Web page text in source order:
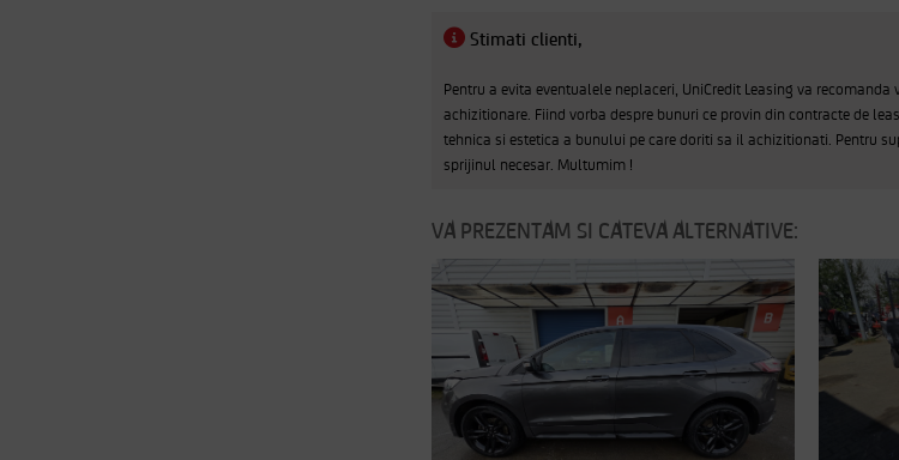
Stimati clienti,
Pentru a evita eventualele neplaceri, UniCredit Leasing va
achizitionare. Fiind vorba despre bunuri ce provin din contracte de
tehnica si estetica a bunului pe care doriti sa il achizitionati. Pentru
sprijinul necesar. Multumim !
VA PREZENTAM SI CATEVA ALTERNATIVE: